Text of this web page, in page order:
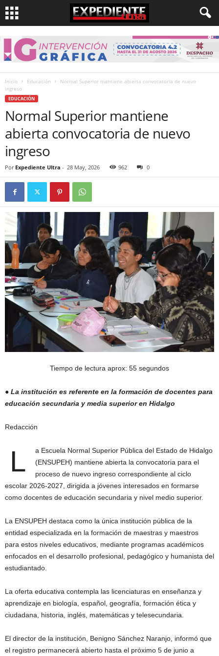
Inicio Educación
Normal Superior mantiene abierta convocatoria de nuevo
ingreso
EDUCACIÓN
Normal Superior mantiene
abierta convocatoria de nuevo
ingreso
Por Expediente Ultra - 28 May, 2026 962 0
Tiempo de lectura aprox: 55 segundos
● La institución es referente en la formación de docentes para
educación secundaria y media superior en Hidalgo
Redacción
L
a Escuela Normal Superior Pública del Estado de Hidalgo
(ENSUPEH) mantiene abierta la convocatoria para el
proceso de nuevo ingreso correspondiente al ciclo
escolar 2026-2027, dirigida a jóvenes interesados en formarse
como docentes de educación secundaria y nivel medio superior.
La ENSUPEH destaca como la única institución pública de la
entidad especializada en la formación de maestras y maestros
para estos niveles educativos, mediante programas académicos
enfocados en el desarrollo profesional, pedagógico y humanista del
estudiantado.
La oferta educativa contempla las licenciaturas en enseñanza y
aprendizaje en biología, español, geografía, formación ética y
ciudadana, historia, inglés, matemáticas y telesecundaria.
El director de la institución, Benigno Sánchez Naranjo, informó que
el registro permanecerá abierto hasta el próximo 5 de junio a